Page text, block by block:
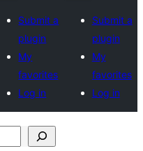
Submit a
plugin
My
favorites
Log in
Submit a
plugin
My
favorites
Log in